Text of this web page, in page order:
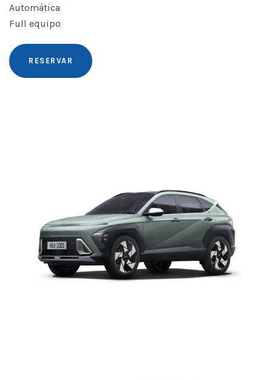
Automática
Full equipo
RESERVAR